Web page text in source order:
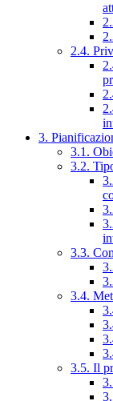
2.4.
3.
3.1.
3.2.
3.3.
3.4.
3.5. Il